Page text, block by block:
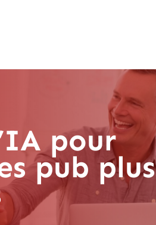
pour
pub plus